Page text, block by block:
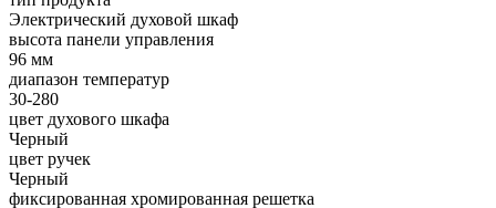
Электрический духовой шкаф
высота панели управления
96 мм
диапазон температур
30-280
цвет духового шкафа
Черный
цвет ручек
Черный
фиксированная хромированная решетка